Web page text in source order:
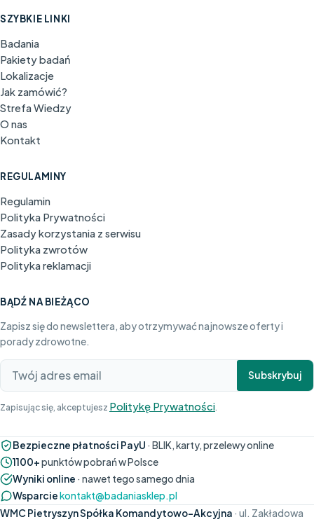
SZYBKIE LINKI
Badania
Pakiety badań
Lokalizacje
Jak zamówić?
Strefa Wiedzy
O nas
Kontakt
REGULAMINY
Regulamin
Polityka Prywatności
Zasady korzystania z serwisu
Polityka zwrotów
Polityka reklamacji
BĄDŹ NA BIEŻĄCO
Zapisz się do newslettera, aby otrzymywać najnowsze oferty i
porady zdrowotne.
Subskrybuj
Zapisując się, akceptujesz Politykę Prywatności.
Bezpieczne płatności PayU · BLIK, karty, przelewy online
1100+punktów pobrań w Polsce
Wyniki online · nawet tego samego dnia
Wsparciekontakt@badaniasklep.pl
WMC Pietryszyn Spółka Komandytowo-Akcyjna · ul. Zakładowa